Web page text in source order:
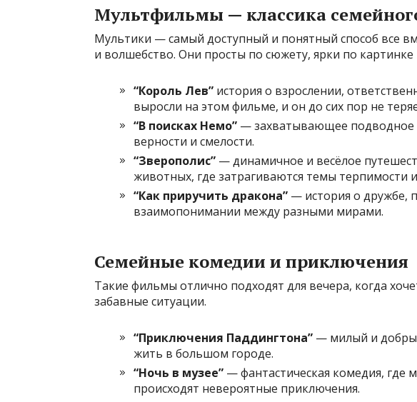
Мультфильмы — классика
Мультики — самый доступный и понятный способ все
и волшебство. Они просты по сюжету, ярки по картинке
“Король Лев” история о взрослении,
выросли на этом фильме, и он до сих пор не
“В поисках Немо” — захватывающее подводное
верности и смелости.
“Зверополис” — динамичное и весёлое
животных, где затрагиваются темы терпимости
“Как приручить дракона” — история о дружбе,
взаимопонимании между разными мирами.
Семейные комедии и приключения
Такие фильмы отлично подходят для вечера, когда
забавные ситуации.
“Приключения Паддингтона” — милый и
жить в большом городе.
“Ночь в музее” — фантастическая комедия, где
происходят невероятные приключения.